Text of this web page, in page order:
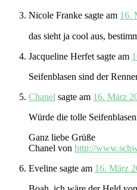
Nicole Franke sagte am 16.
das sieht ja cool aus,
Jacqueline Herfet sagte am
Seifenblasen sind der
Chanel sagte am 16. März
Würde die tolle
Ganz liebe Grüße
Chanel von http://
Eveline sagte am 16. März